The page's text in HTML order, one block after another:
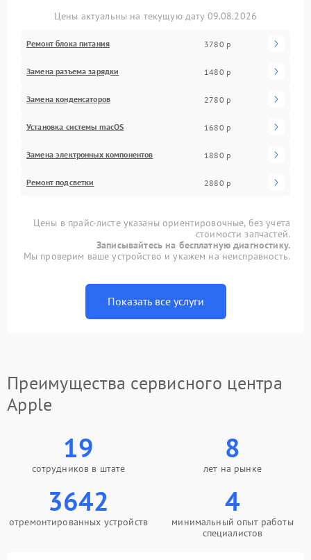
Цены актуальны на текущую дату 09.08.2026
Ремонт блока питания 3780 р
Замена разъема зарядки 1480 р
Замена конденсаторов 2780 р
Установка системы macOS 1680 р
Замена электронных компонентов 1880 р
Ремонт подсветки 2880 р
Цены в прайс-листе указаны ориентировочные, без учета
стоимости запчастей.
Записывайтесь на бесплатную диагностику.
Мы проверим ваше устройство и укажем на неисправность.
Показать все услуги
Преимущества сервисного центра
Apple
19
сотрудников в штате
8
лет на рынке
3642
отремонтированных устройств
4
минимальный опыт работы
специалистов